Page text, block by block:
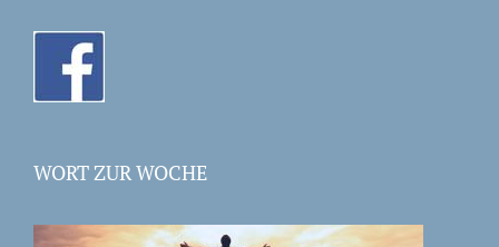
WORT ZUR WOCHE